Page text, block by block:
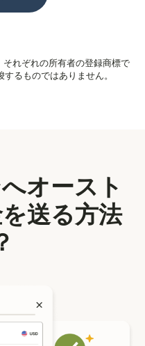
れぞれの所有者の登録商標で
るものではありません。
オースト
送る方法